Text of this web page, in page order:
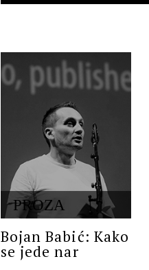
PROZA
Bojan Babić: Kako
se jede nar